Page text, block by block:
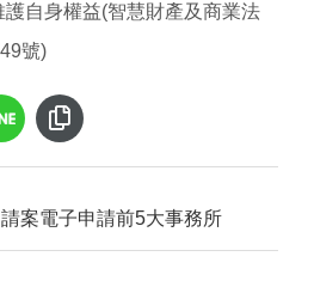
自身權益(智慧財產及商業法
號)
案電子申請前5大事務所